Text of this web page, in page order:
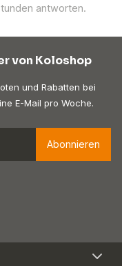
antworten.
von Koloshop
und Rabatten bei
E-Mail pro Woche.
Abonnieren